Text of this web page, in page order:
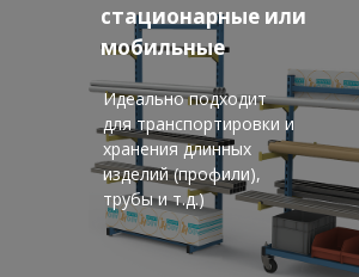
стационарные или
мобильные
Идеально подходит
для транспортировки и
хранения длинных
изделий (профили),
трубы и т.д.)